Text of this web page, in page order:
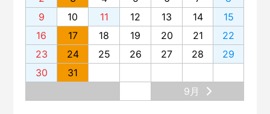
第137回 プラネタリウム「木星と土星の世界」
第136回 「蜃気楼（しんきろう）」を見てみませんか？
第135回 プラネタリウム「宇宙ヒストリア～138億年、
原子の旅～」
第134回 プラネタリウム。リニューアルの舞台裏
9
10 11 12 13 14
15
16
17 18 19 20 21
22
23
24 25 26 27 28
29
30
31
9月